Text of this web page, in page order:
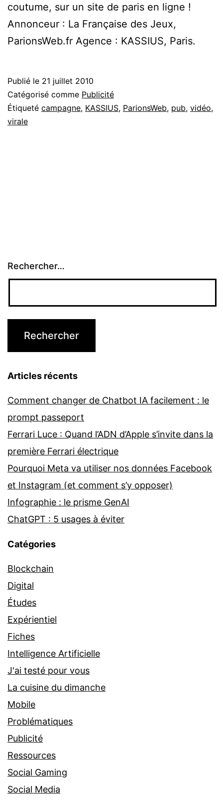
coutume, sur un site de paris en ligne !
Annonceur : La Française des Jeux,
ParionsWeb.fr Agence : KASSIUS, Paris.
Publié le 21 juillet 2010
Catégorisé comme Publicité
Étiqueté campagne, KASSIUS, ParionsWeb, pub, vidéo,
virale
Rechercher…
Articles récents
Comment changer de Chatbot IA facilement : le
prompt passeport
Ferrari Luce : Quand l’ADN d’Apple s’invite dans la
première Ferrari électrique
Pourquoi Meta va utiliser nos données Facebook
et Instagram (et comment s’y opposer)
Infographie : le prisme GenAI
ChatGPT : 5 usages à éviter
Catégories
Blockchain
Digital
Études
Expérientiel
Fiches
Intelligence Artificielle
J'ai testé pour vous
La cuisine du dimanche
Mobile
Problématiques
Publicité
Ressources
Social Gaming
Social Media